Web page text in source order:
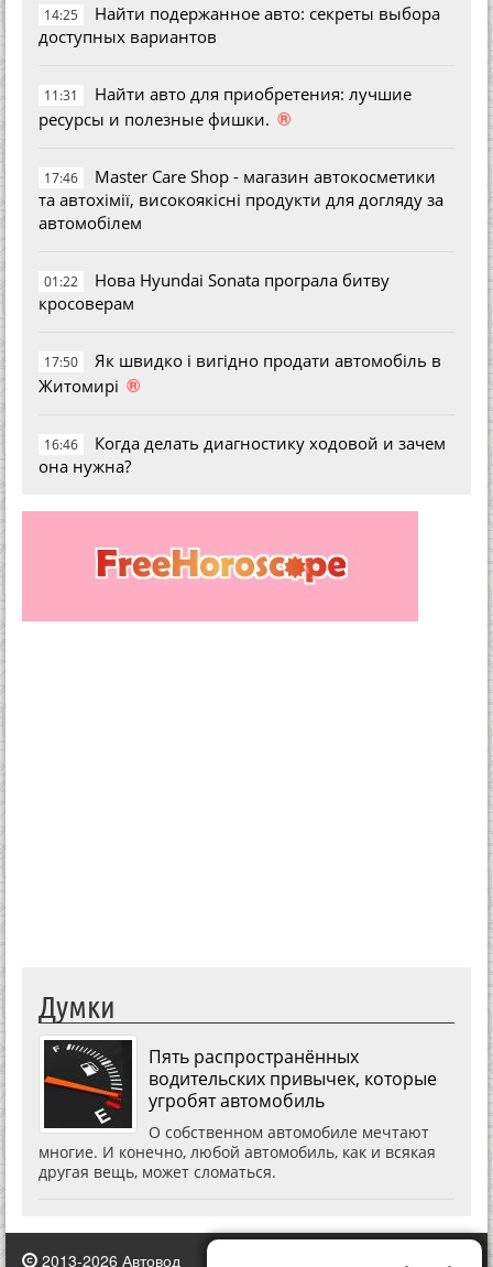
14:25
Найти подержанное авто: секреты выбора
доступных вариантов
11:31
Найти авто для приобретения: лучшие
ресурсы и полезные фишки. ®
17:46
Master Care Shop - магазин автокосметики
та автохімії, високоякісні продукти для догляду за
автомобілем
01:22
Нова Hyundai Sonata програла битву
кросоверам
17:50
Як швидко і вигідно продати автомобіль в
Житомирі ®
16:46
Когда делать диагностику ходовой и зачем
она нужна?
Думки
Пять распространённых
водительских привычек, которые
угробят автомобиль
О собственном автомобиле мечтают
многие. И конечно, любой автомобиль, как и всякая
другая вещь, может сломаться.
2013-2026 Автовод